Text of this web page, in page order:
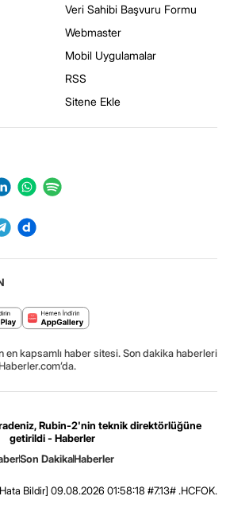
Veri Sahibi Başvuru Formu
Webmaster
Mobil Uygulamalar
RSS
Sitene Ekle
en kapsamlı haber sitesi. Son dakika haberleri
Rubin-2'nin teknik direktörlüğüne
getirildi - Haberler
Son DakikaHaberler
Bildir] 09.08.2026 01:58:18 #7.13# .HCFOK.